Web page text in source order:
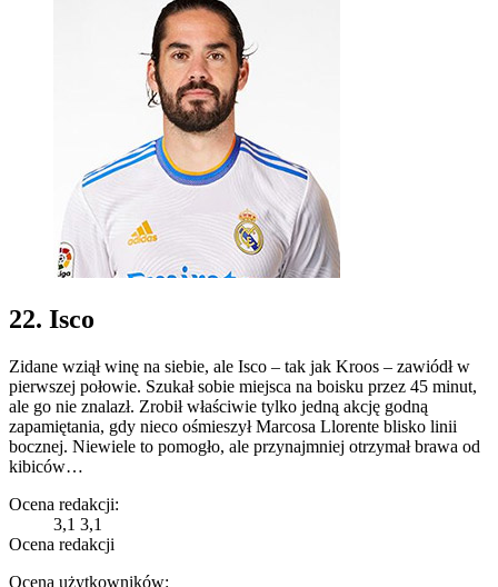
22. Isco
Zidane wziął winę na siebie, ale Isco – tak jak Kroos – zawiódł w
pierwszej połowie. Szukał sobie miejsca na boisku przez 45 minut,
ale go nie znalazł. Zrobił właściwie tylko jedną akcję godną
zapamiętania, gdy nieco ośmieszył Marcosa Llorente blisko linii
bocznej. Niewiele to pomogło, ale przynajmniej otrzymał brawa od
kibiców…
Ocena redakcji:
3,1 3,1
Ocena redakcji
Ocena użytkowników: